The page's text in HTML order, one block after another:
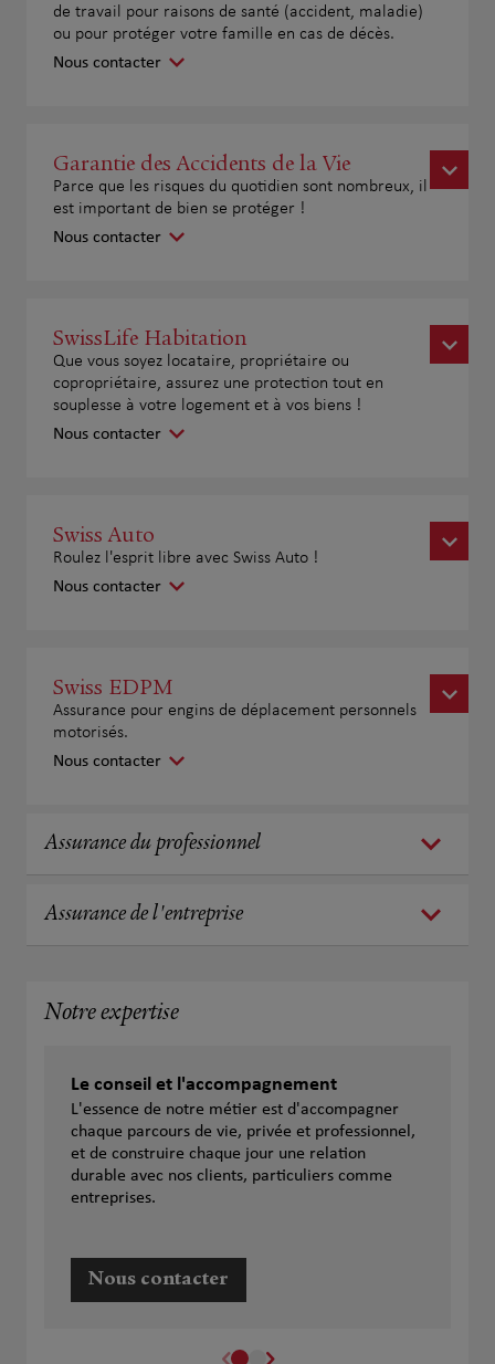
de travail pour raisons de santé (accident, maladie)
ou pour protéger votre famille en cas de décès.
Nous contacter
Garantie des Accidents de la Vie
Parce que les risques du quotidien sont nombreux, il
est important de bien se protéger !
Nous contacter
SwissLife Habitation
Que vous soyez locataire, propriétaire ou
copropriétaire, assurez une protection tout en
souplesse à votre logement et à vos biens !
Nous contacter
Swiss Auto
Roulez l'esprit libre avec Swiss Auto !
Nous contacter
Swiss EDPM
Assurance pour engins de déplacement personnels
motorisés.
Nous contacter
Assurance du professionnel
Assurance de l'entreprise
Notre expertise
Le conseil et l'accompagnement
L'essence de notre métier est d'accompagner
chaque parcours de vie, privée et professionnel,
et de construire chaque jour une relation
durable avec nos clients, particuliers comme
entreprises.
Nous contacter